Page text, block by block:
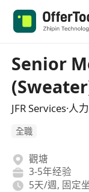
Senior
JFR Services·人
全職
觀塘
3-5年经验
5天/週, 固定